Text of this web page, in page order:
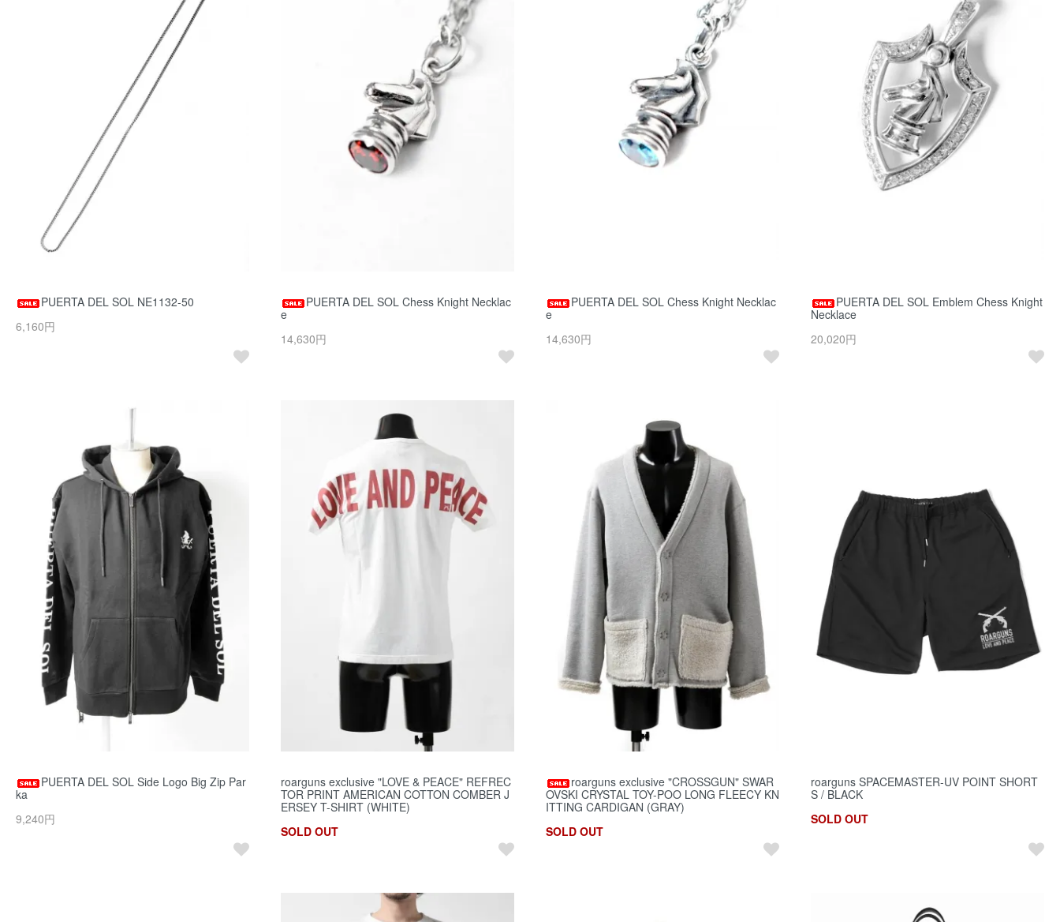
PUERTA DEL SOL NE1132-50
6,160円
PUERTA DEL SOL Chess Knight Necklac
e
14,630円
PUERTA DEL SOL Chess Knight Necklac
e
14,630円
PUERTA DEL SOL Emblem Chess Knight
Necklace
20,020円
PUERTA DEL SOL Side Logo Big Zip Par
ka
9,240円
roarguns exclusive "LOVE & PEACE" REFREC
TOR PRINT AMERICAN COTTON COMBER J
ERSEY T-SHIRT (WHITE)
SOLD OUT
roarguns exclusive "CROSSGUN" SWAR
OVSKI CRYSTAL TOY-POO LONG FLEECY KN
ITTING CARDIGAN (GRAY)
SOLD OUT
roarguns SPACEMASTER-UV POINT SHORT
S / BLACK
SOLD OUT